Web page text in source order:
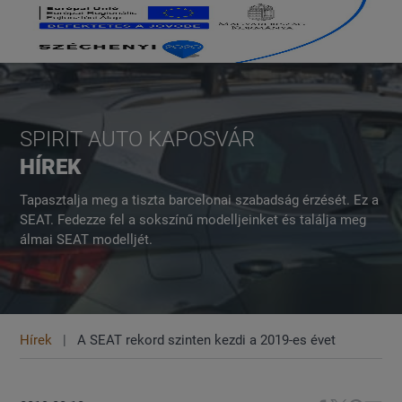
SPIRIT AUTO KAPOSVÁR
HÍREK
Tapasztalja meg a tiszta barcelonai szabadság érzését. Ez a
SEAT. Fedezze fel a sokszínű modelljeinket és találja meg
álmai SEAT modelljét.
Hírek A SEAT rekord szinten kezdi a 2019-es évet